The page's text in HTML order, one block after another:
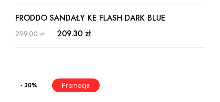
FRODDO SANDAŁY KE FLASH DARK BLUE
299.00 zł 209.30 zł
- 30%